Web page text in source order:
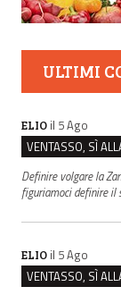
ULTIMI
ELIO il 5 Ago
Definire volgare la
figuriamoci definire il
ELIO il 5 Ago